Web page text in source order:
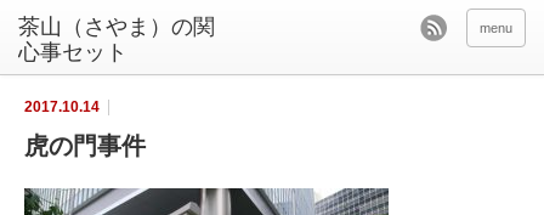
茶山（さやま）の関
心事セット
menu
2017.10.14
虎の門事件